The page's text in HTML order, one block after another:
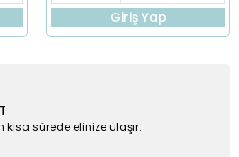
Giriş Yap
kısa sürede elinize ulaşır.